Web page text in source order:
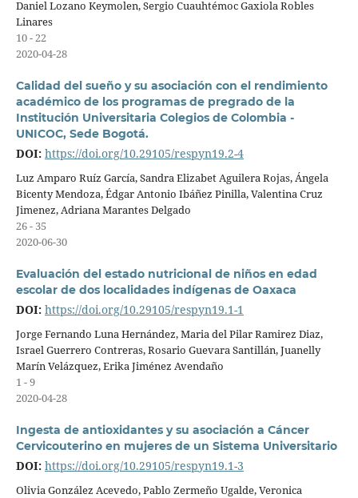
Daniel Lozano Keymolen, Sergio Cuauhtémoc Gaxiola Robles
Linares
10 - 22
2020-04-28
Calidad del sueño y su asociación con el rendimiento
académico de los programas de pregrado de la
Institución Universitaria Colegios de Colombia -
UNICOC, Sede Bogotá.
DOI: https://doi.org/10.29105/respyn19.2-4
Luz Amparo Ruíz García, Sandra Elizabet Aguilera Rojas, Ángela
Bicenty Mendoza, Édgar Antonio Ibáñez Pinilla, Valentina Cruz
Jimenez, Adriana Marantes Delgado
26 - 35
2020-06-30
Evaluación del estado nutricional de niños en edad
escolar de dos localidades indígenas de Oaxaca
DOI: https://doi.org/10.29105/respyn19.1-1
Jorge Fernando Luna Hernández, Maria del Pilar Ramirez Diaz,
Israel Guerrero Contreras, Rosario Guevara Santillán, Juanelly
Marín Velázquez, Erika Jiménez Avendaño
1 - 9
2020-04-28
Ingesta de antioxidantes y su asociación a Cáncer
Cervicouterino en mujeres de un Sistema Universitario
DOI: https://doi.org/10.29105/respyn19.1-3
Olivia González Acevedo, Pablo Zermeño Ugalde, Veronica